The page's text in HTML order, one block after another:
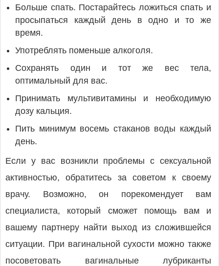
Больше спать. Постарайтесь ложиться спать и
просыпаться каждый день в одно и то же
время.
Употреблять поменьше алкоголя.
Сохранять один и тот же вес тела,
оптимальный для вас.
Принимать мультивитамины и необходимую
дозу кальция.
Пить минимум восемь стаканов воды каждый
день.
Если у вас возникли проблемы с сексуальной
активностью, обратитесь за советом к своему
врачу. Возможно, он порекомендует вам
специалиста, который сможет помощь вам и
вашему партнеру найти выход из сложившейся
ситуации. При вагинальной сухости можно также
посоветовать вагинальные лубриканты